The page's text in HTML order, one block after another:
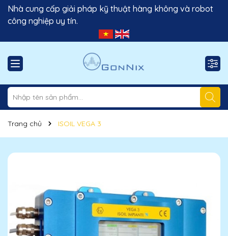
Nhà cung cấp giải pháp kỹ thuật hàng không và robot
công nghiệp uy tín.
Trang chủ ISOIL VEGA 3